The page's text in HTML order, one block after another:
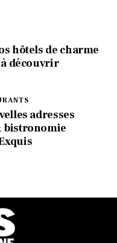
hôtels de charme
découvrir
adresses
bistronomie